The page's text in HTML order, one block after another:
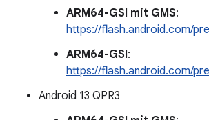
ARM64-GSI mit GMS:
https://flash.android.com/
ARM64-GSI:
https://flash.android.com/
Android 13 QPR3